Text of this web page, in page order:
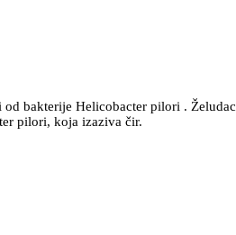
od bakterije Helicobacter pilori . Želudac
pilori, koja izaziva čir.